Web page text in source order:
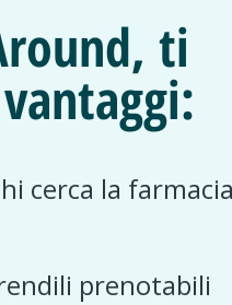
ti
cerca la farmacia
prenotabili